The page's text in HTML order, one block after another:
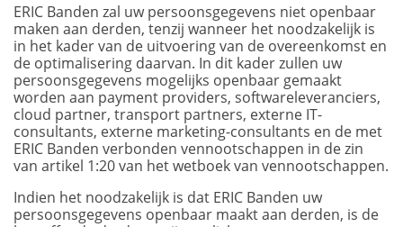
ERIC Banden zal uw persoonsgegevens niet openbaar
maken aan derden, tenzij wanneer het noodzakelijk is
in het kader van de uitvoering van de overeenkomst en
de optimalisering daarvan. In dit kader zullen uw
persoonsgegevens mogelijks openbaar gemaakt
worden aan payment providers, softwareleveranciers,
cloud partner, transport partners, externe IT-
consultants, externe marketing-consultants en de met
ERIC Banden verbonden vennootschappen in de zin
van artikel 1:20 van het wetboek van vennootschappen.
Indien het noodzakelijk is dat ERIC Banden uw
persoonsgegevens openbaar maakt aan derden, is de